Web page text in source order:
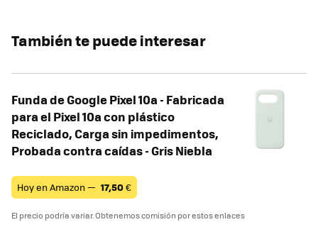
También te puede interesar
Funda de Google Pixel 10a - Fabricada
para el Pixel 10a con plástico
Reciclado, Carga sin impedimentos,
Probada contra caídas - Gris Niebla
Hoy en Amazon — 17,50€
El precio podría variar. Obtenemos comisión por estos enlaces